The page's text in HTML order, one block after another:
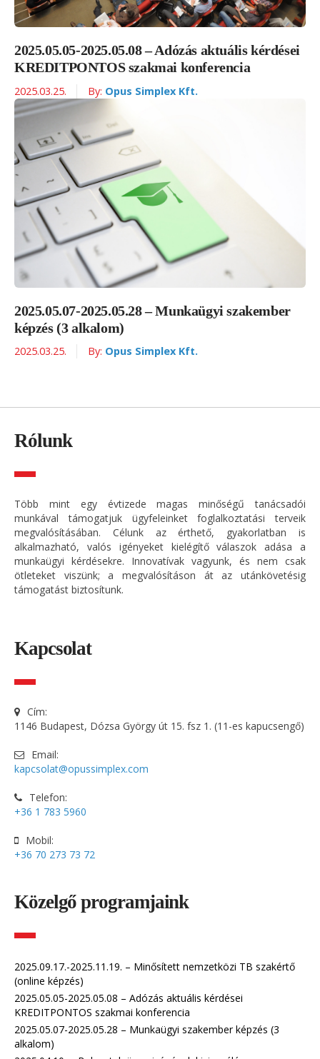
2025.05.05-2025.05.08 – Adózás aktuális kérdései
KREDITPONTOS szakmai konferencia
2025.03.25. By: Opus Simplex Kft.
2025.05.07-2025.05.28 – Munkaügyi szakember
képzés (3 alkalom)
2025.03.25. By: Opus Simplex Kft.
Rólunk
Több mint egy évtizede magas minőségű tanácsadói
munkával támogatjuk ügyfeleinket foglalkoztatási terveik
megvalósításában. Célunk az érthető, gyakorlatban is
alkalmazható, valós igényeket kielégítő válaszok adása a
munkaügyi kérdésekre. Innovatívak vagyunk, és nem csak
ötleteket viszünk; a megvalósításon át az utánkövetésig
támogatást biztosítunk.
Kapcsolat
Cím:
1146 Budapest, Dózsa György út 15. fsz 1. (11-es kapucsengő)
Email:
kapcsolat@opussimplex.com
Telefon:
+36 1 783 5960
Mobil:
+36 70 273 73 72
Közelgő programjaink
2025.09.17.-2025.11.19. – Minősített nemzetközi TB szakértő
(online képzés)
2025.05.05-2025.05.08 – Adózás aktuális kérdései
KREDITPONTOS szakmai konferencia
2025.05.07-2025.05.28 – Munkaügyi szakember képzés (3
alkalom)